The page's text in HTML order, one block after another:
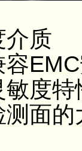
质
EMC
度特
面的